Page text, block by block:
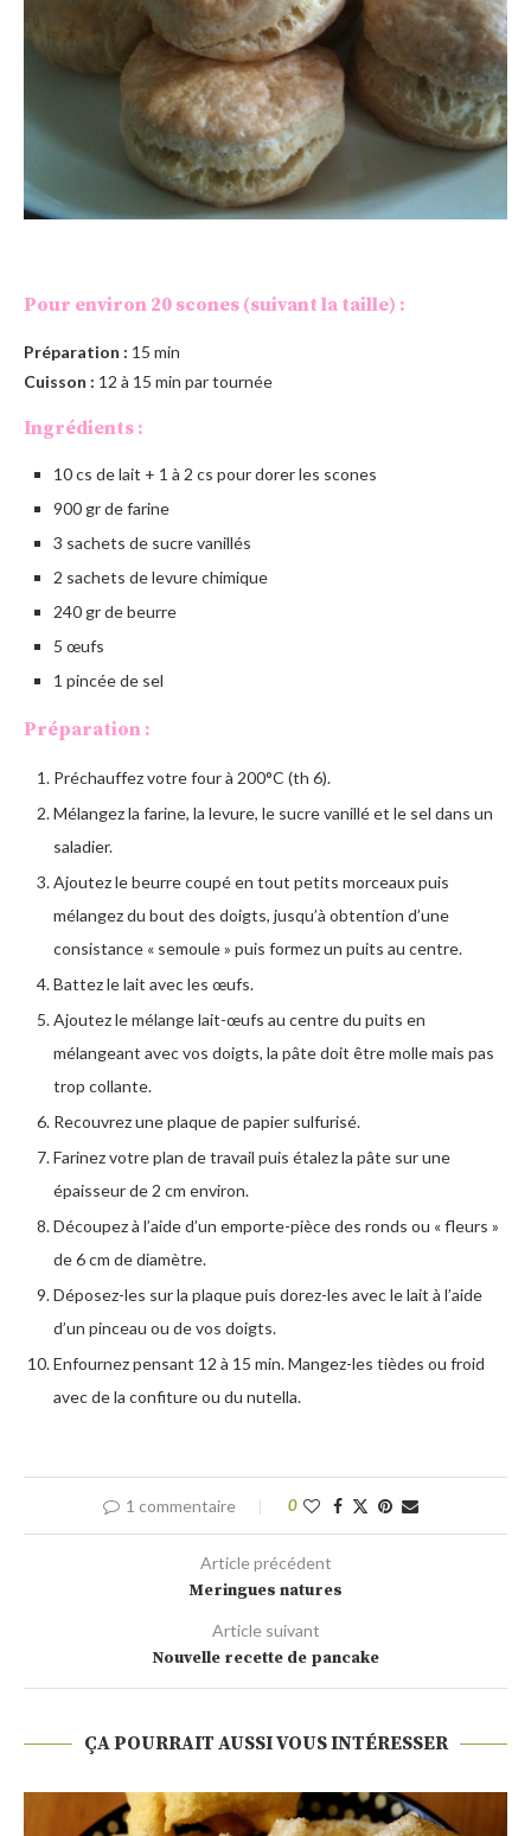
Pour environ 20 scones (suivant la taille) :
Préparation : 15 min
Cuisson : 12 à 15 min par tournée
Ingrédients :
10 cs de lait + 1 à 2 cs pour dorer les scones
900 gr de farine
3 sachets de sucre vanillés
2 sachets de levure chimique
240 gr de beurre
5 œufs
1 pincée de sel
Préparation :
Préchauffez votre four à 200°C (th 6).
Mélangez la farine, la levure, le sucre vanillé et le sel dans un
saladier.
Ajoutez le beurre coupé en tout petits morceaux puis
mélangez du bout des doigts, jusqu’à obtention d’une
consistance « semoule » puis formez un puits au centre.
Battez le lait avec les œufs.
Ajoutez le mélange lait-œufs au centre du puits en
mélangeant avec vos doigts, la pâte doit être molle mais pas
trop collante.
Recouvrez une plaque de papier sulfurisé.
Farinez votre plan de travail puis étalez la pâte sur une
épaisseur de 2 cm environ.
Découpez à l’aide d’un emporte-pièce des ronds ou « fleurs »
de 6 cm de diamètre.
Déposez-les sur la plaque puis dorez-les avec le lait à l’aide
d’un pinceau ou de vos doigts.
Enfournez pensant 12 à 15 min. Mangez-les tièdes ou froid
avec de la confiture ou du nutella.
1 commentaire 0
Article précédent
Meringues natures
Article suivant
Nouvelle recette de pancake
ÇA POURRAIT AUSSI VOUS INTÉRESSER